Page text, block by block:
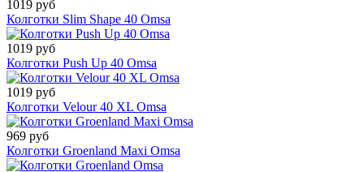
1019 руб
Колготки Slim Shape 40 Omsa
1019 руб
Колготки Push Up 40 Omsa
1019 руб
Колготки Velour 40 XL Omsa
969 руб
Колготки Groenland Maxi Omsa